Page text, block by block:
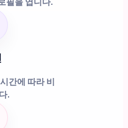
간에 따라 비
.